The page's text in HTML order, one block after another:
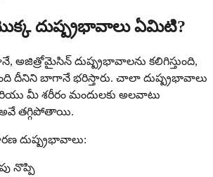
దుష్ప్రభావాలు ఏమిటి?
అజిత్రోమైసిన్ దుష్ప్రభావాలను కలిగిస్తుంది,
దీనిని బాగానే భరిస్తారు. చాలా దుష్ప్రభావాలు
మీ శరీరం మందులకు అలవాటు
అవే తగ్గిపోతాయి.
దుష్ప్రభావాలు:
నొప్పి